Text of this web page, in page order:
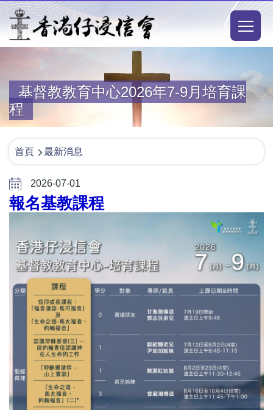
移至主內容
Main
基督教教育中心2026年7-9月培育課
程
導
連
結
首頁 最新消息
2026-07-01
報名基教課程